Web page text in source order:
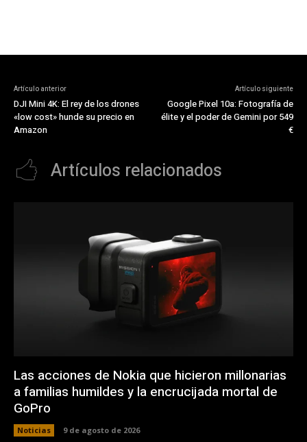
Artículo anterior
DJI Mini 4K: El rey de los drones
«low cost» hunde su precio en
Amazon
Artículo siguiente
Google Pixel 10a: Fotografía de
élite y el poder de Gemini por 549
€
Artículos relacionados
Las acciones de Nokia que hicieron millonarias
a familias humildes y la encrucijada mortal de
GoPro
Noticias 9 de agosto de 2026